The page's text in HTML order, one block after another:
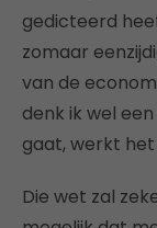
gedicteerd
zomaar
van de
denk ik wel
gaat, werkt
Die wet zal